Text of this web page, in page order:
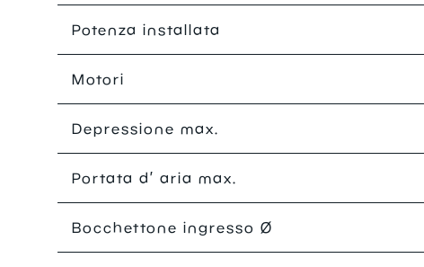
Potenza installata
Motori
Depressione max.
Portata d’ aria max.
Bocchettone ingresso Ø